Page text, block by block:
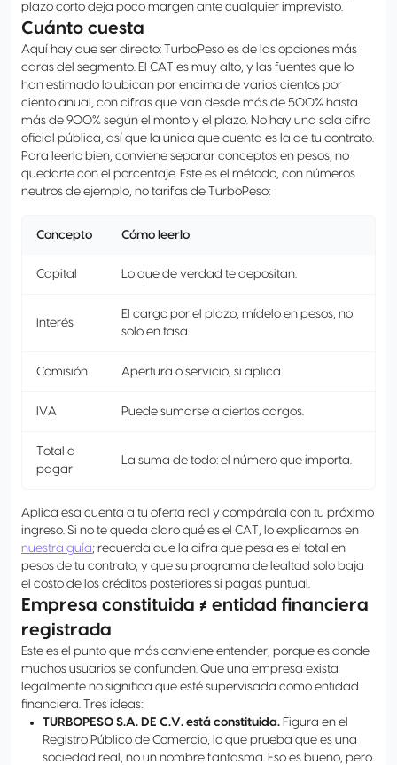
plazo corto deja poco margen ante cualquier imprevisto.
Cuánto cuesta
Aquí hay que ser directo: TurboPeso es de las opciones más
caras del segmento. El CAT es muy alto, y las fuentes que lo
han estimado lo ubican por encima de varios cientos por
ciento anual, con cifras que van desde más de 500% hasta
más de 900% según el monto y el plazo. No hay una sola cifra
oficial pública, así que la única que cuenta es la de tu contrato.
Para leerlo bien, conviene separar conceptos en pesos, no
quedarte con el porcentaje. Este es el método, con números
neutros de ejemplo, no tarifas de TurboPeso:
Concepto Cómo leerlo
Capital Lo que de verdad te depositan.
Interés
El cargo por el plazo; mídelo en pesos, no
solo en tasa.
Comisión Apertura o servicio, si aplica.
IVA Puede sumarse a ciertos cargos.
Total a
pagar
La suma de todo: el número que importa.
Aplica esa cuenta a tu oferta real y compárala con tu próximo
ingreso. Si no te queda claro qué es el CAT, lo explicamos en
nuestra guía; recuerda que la cifra que pesa es el total en
pesos de tu contrato, y que su programa de lealtad solo baja
el costo de los créditos posteriores si pagas puntual.
Empresa constituida ≠ entidad financiera
registrada
Este es el punto que más conviene entender, porque es donde
muchos usuarios se confunden. Que una empresa exista
legalmente no significa que esté supervisada como entidad
financiera. Tres ideas:
TURBOPESO S.A. DE C.V. está constituida. Figura en el
Registro Público de Comercio, lo que prueba que es una
sociedad real, no un nombre fantasma. Eso es bueno, pero